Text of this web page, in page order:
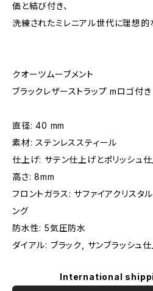
価と結び付き、
洗練されたミレニアル世代に理想的
クオーツムーブメント
ブラックレザーストラップ mロゴ付
直径: 40 mm
素材: ステンレススティール
仕上げ: サテン仕上げとポリッシュ
高さ: 8mm
フロントガラス: サファイアクリスタ
ング
防水性: 5気圧防水
ダイアル: ブラック, サンブラッシュ
International